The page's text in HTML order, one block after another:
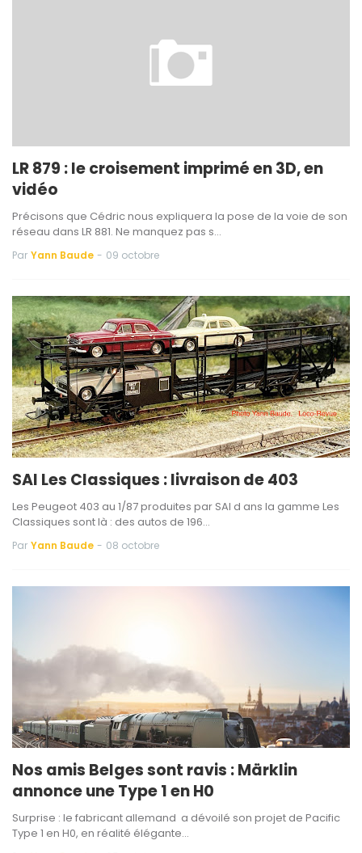
LR 879 : le croisement imprimé en 3D, en
vidéo
Précisons que Cédric nous expliquera la pose de la voie de son
réseau dans LR 881. Ne manquez pas s…
Par Yann Baude - 09 octobre
SAI Les Classiques : livraison de 403
Les Peugeot 403 au 1/87 produites par SAI d ans la gamme Les
Classiques sont là : des autos de 196…
Par Yann Baude - 08 octobre
Nos amis Belges sont ravis : Märklin
annonce une Type 1 en H0
Surprise : le fabricant allemand a dévoilé son projet de Pacific
Type 1 en H0, en réalité élégante…